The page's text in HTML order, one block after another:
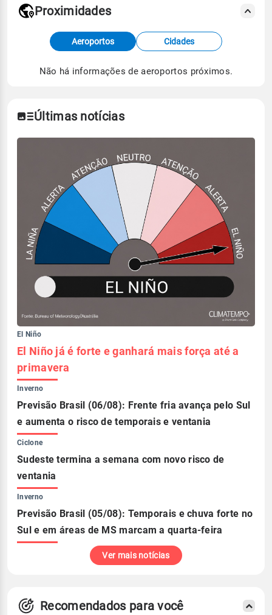
Fonte: dados combinados de estações
meteorológicas e satélite do Centro de Previsão
de Tempo e Estudos Climáticos (CPTEC).
Proximidades
Aeroportos Cidades
Não há informações de aeroportos próximos.
Últimas notícias
El Niño
El Niño já é forte e ganhará mais força até a
primavera
Inverno
Previsão Brasil (06/08): Frente fria avança pelo Sul
e aumenta o risco de temporais e ventania
Ciclone
Sudeste termina a semana com novo risco de
ventania
Inverno
Previsão Brasil (05/08): Temporais e chuva forte no
Sul e em áreas de MS marcam a quarta-feira
Ver mais notícias
Recomendados para você